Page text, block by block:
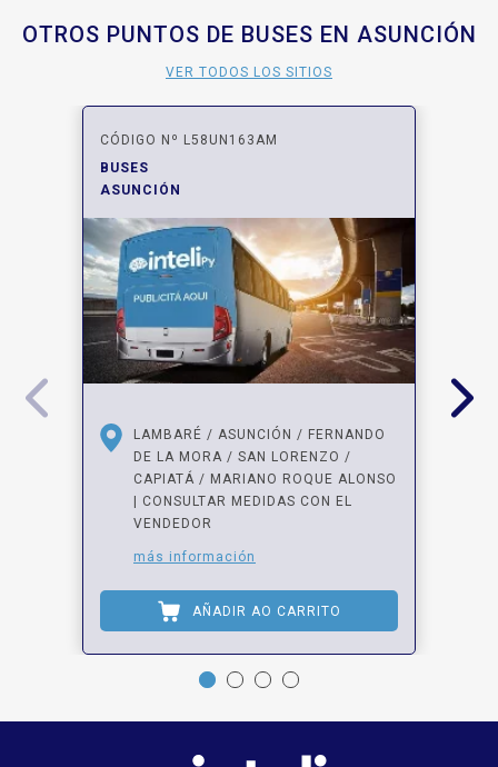
OTROS PUNTOS DE BUSES EN ASUNCIÓN
VER TODOS LOS SITIOS
CÓDIGO Nº L58UN163AM
BUSES
ASUNCIÓN
LAMBARÉ / ASUNCIÓN / FERNANDO
DE LA MORA / SAN LORENZO /
CAPIATÁ / MARIANO ROQUE ALONSO
| CONSULTAR MEDIDAS CON EL
VENDEDOR
más información
AÑADIR AO CARRITO